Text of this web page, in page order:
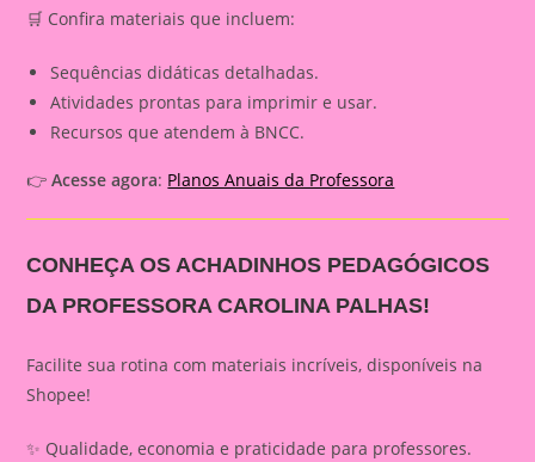
🛒 Confira materiais que incluem:
Sequências didáticas detalhadas.
Atividades prontas para imprimir e usar.
Recursos que atendem à BNCC.
👉Acesse agora: Planos Anuais da Professora
CONHEÇA OS ACHADINHOS PEDAGÓGICOS
DA PROFESSORA CAROLINA PALHAS!
Facilite sua rotina com materiais incríveis, disponíveis na
Shopee!
✨ Qualidade, economia e praticidade para professores.